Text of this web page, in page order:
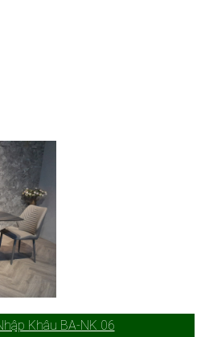
Khâu BA-NK 06